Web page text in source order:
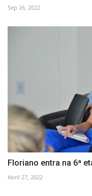
Sep 26, 2022
Floriano entra na 6ª
Abril 27, 2022